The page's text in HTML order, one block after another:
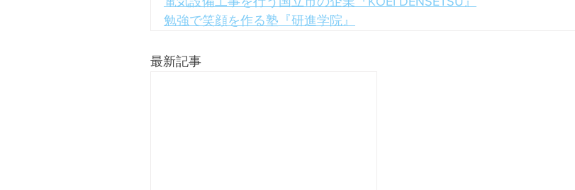
勉強で笑顔を作る塾『研進学院』
最新記事